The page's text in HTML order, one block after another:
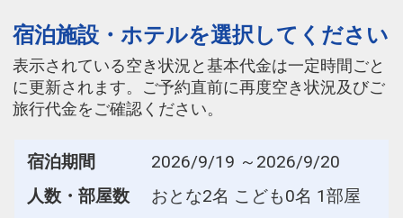
宿泊施設・ホテルを選択してください
表示されている空き状況と基本代金は一定時間ごと
に更新されます。ご予約直前に再度空き状況及びご
旅行代金をご確認ください。
宿泊期間
2026/9/19 ～2026/9/20
人数・部屋数
おとな2名 こども0名 1部屋